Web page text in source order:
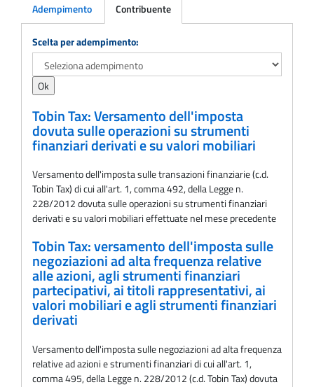
Adempimento Contribuente
Adempimento
Scelta per adempimento:
Tobin Tax: Versamento dell'imposta
dovuta sulle operazioni su strumenti
finanziari derivati e su valori mobiliari
Versamento dell'imposta sulle transazioni finanziarie (c.d.
Tobin Tax) di cui all'art. 1, comma 492, della Legge n.
228/2012 dovuta sulle operazioni su strumenti finanziari
derivati e su valori mobiliari effettuate nel mese precedente
Tobin Tax: versamento dell'imposta sulle
negoziazioni ad alta frequenza relative
alle azioni, agli strumenti finanziari
partecipativi, ai titoli rappresentativi, ai
valori mobiliari e agli strumenti finanziari
derivati
Versamento dell'imposta sulle negoziazioni ad alta frequenza
relative ad azioni e strumenti finanziari di cui all'art. 1,
comma 495, della Legge n. 228/2012 (c.d. Tobin Tax) dovuta